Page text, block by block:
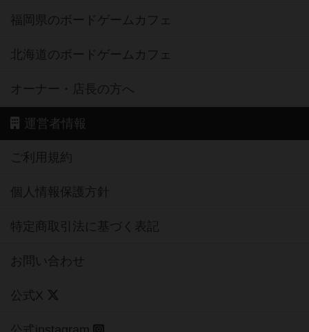
福岡県のボードゲームカフェ
北海道のボードゲームカフェ
オーナー・店長の方へ
運営者情報
ご利用規約
個人情報保護方針
特定商取引法に基づく表記
お問い合わせ
公式X